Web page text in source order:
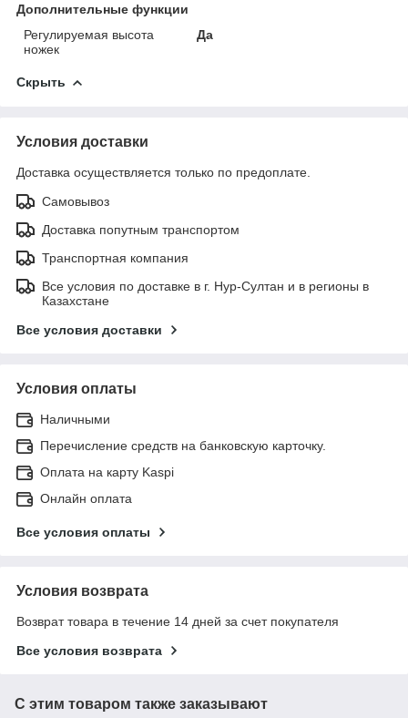
Дополнительные функции
Регулируемая высота
ножек
Да
Скрыть
Условия доставки
Доставка осуществляется только по предоплате.
Самовывоз
Доставка попутным транспортом
Транспортная компания
Все условия по доставке в г. Нур-Султан и в регионы в
Казахстане
Все условия доставки
Условия оплаты
Наличными
Перечисление средств на банковскую карточку.
Оплата на карту Kaspi
Онлайн оплата
Все условия оплаты
Условия возврата
Возврат товара в течение 14 дней за счет покупателя
Все условия возврата
С этим товаром также заказывают